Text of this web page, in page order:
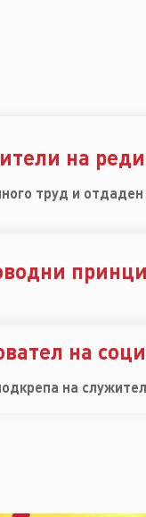
на
труд и отдаден
на
на